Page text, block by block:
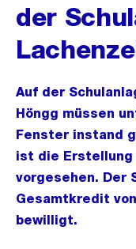
der
Auf der
Höngg müssen
Fenster instand
ist die Erstellung
vorgesehen. Der
Gesamtkredit
bewilligt.